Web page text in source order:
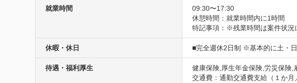
就業時間
09:30〜17:30
休憩時間：就業時間内に1時間
特記事項：※残業時間は案件状況
休暇・休日 ■完全週休2日制 ※基本的に土・
待遇・福利厚生
健康保険,厚生年金保険,労災保険,
交通費：通勤交通費支給（１か月